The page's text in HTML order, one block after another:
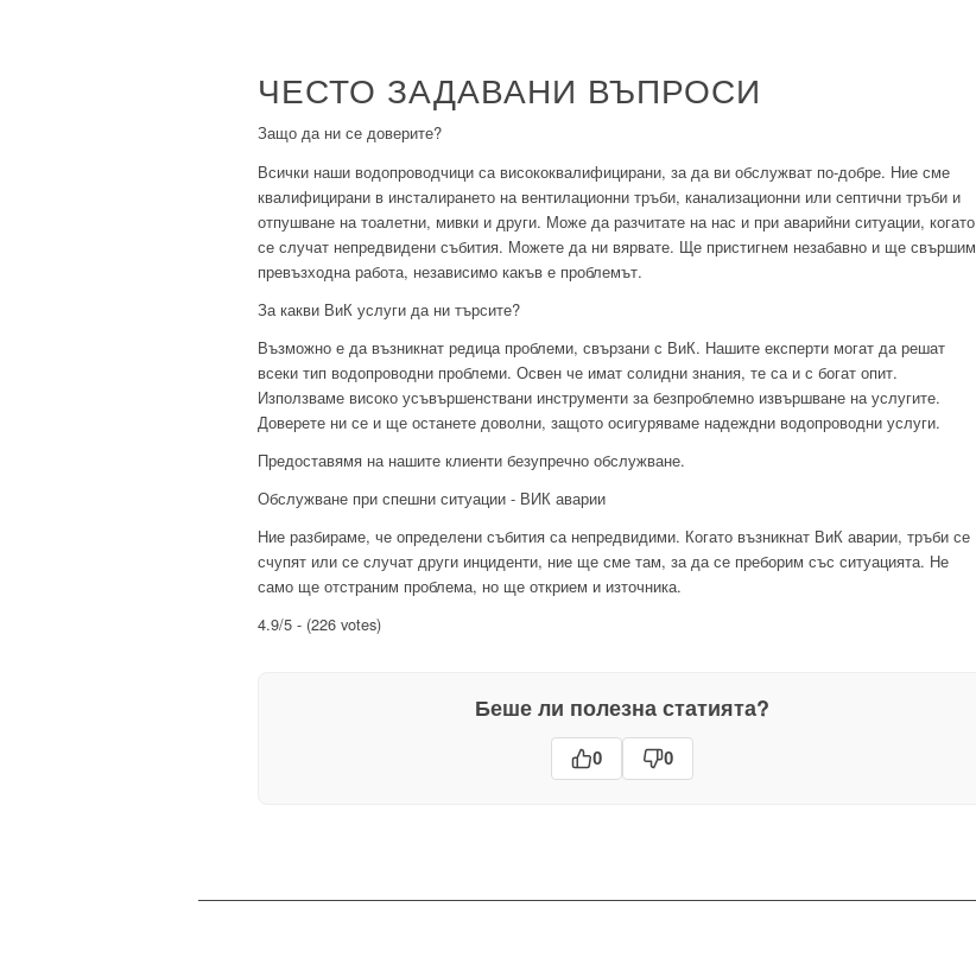
ЧЕСТО ЗАДАВАНИ ВЪПРОСИ
Защо да ни се доверите?
Всички наши водопроводчици са висококвалифицирани, за да ви обслужват по-добре. Ние сме
квалифицирани в инсталирането на вентилационни тръби, канализационни или септични тръби и
отпушване на тоалетни, мивки и други. Може да разчитате на нас и при аварийни ситуации, когато
се случат непредвидени събития. Можете да ни вярвате. Ще пристигнем незабавно и ще свършим
превъзходна работа, независимо какъв е проблемът.
За какви ВиК услуги да ни търсите?
Възможно е да възникнат редица проблеми, свързани с ВиК. Нашите експерти могат да решат
всеки тип водопроводни проблеми. Освен че имат солидни знания, те са и с богат опит.
Използваме високо усъвършенствани инструменти за безпроблемно извършване на услугите.
Доверете ни се и ще останете доволни, защото осигуряваме надеждни водопроводни услуги.
Предоставямя на нашите клиенти безупречно обслужване.
Обслужване при спешни ситуации - ВИК аварии
Ние разбираме, че определени събития са непредвидими. Когато възникнат ВиК аварии, тръби се
счупят или се случат други инциденти, ние ще сме там, за да се преборим със ситуацията. Не
само ще отстраним проблема, но ще открием и източника.
4.9/5 - (226 votes)
Беше ли полезна статията?
0 0